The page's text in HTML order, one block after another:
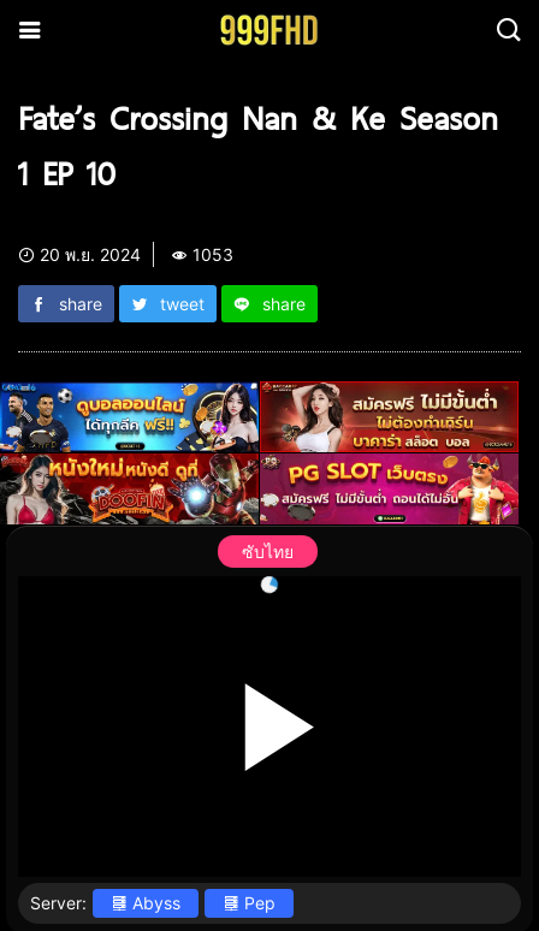
Fate’s Crossing Nan & Ke Season
1 EP 10
20 พ.ย. 2024 1053
share tweet share
ซับไทย
Server: Abyss Pep